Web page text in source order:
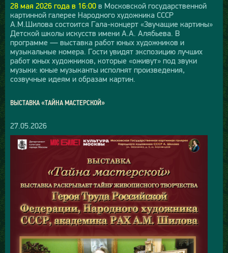
28 мая 2026 года в 16:00 в Московской государственной
картинной галерее Народного художника СССР
А.М.Шилова состоится Гала-концерт «Звучащие картины»
Детской школы искусств имени А.А. Алябьева. В
программе — выставка работ юных художников и
музыкальные номера. Гости увидят экспозицию лучших
работ юных художников, которые «оживут» под звуки
музыки: юные музыканты исполнят произведения,
созвучные идеям и образам картин.
ВЫСТАВКА «ТАЙНА МАСТЕРСКОЙ»
27.05.2026